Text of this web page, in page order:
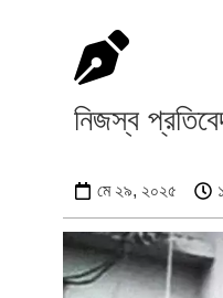
নিজস্ব
মে ২৯, ২০২৫